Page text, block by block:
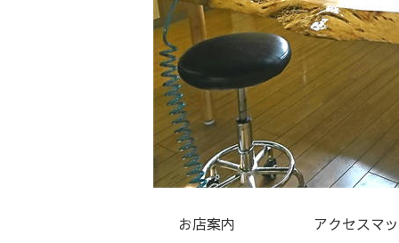
お店案内 アクセスマ